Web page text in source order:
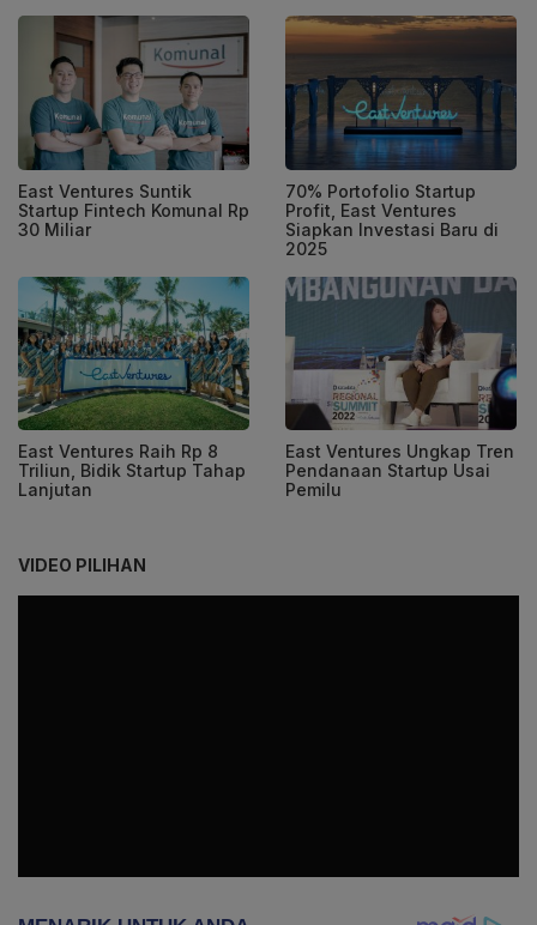
East Ventures Suntik
Startup Fintech Komunal Rp
30 Miliar
70% Portofolio Startup
Profit, East Ventures
Siapkan Investasi Baru di
2025
East Ventures Raih Rp 8
Triliun, Bidik Startup Tahap
Lanjutan
East Ventures Ungkap Tren
Pendanaan Startup Usai
Pemilu
VIDEO PILIHAN